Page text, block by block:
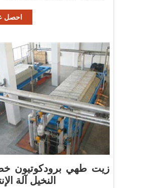
احصل
زيت طهي برودكوتيون
النخيل آلة